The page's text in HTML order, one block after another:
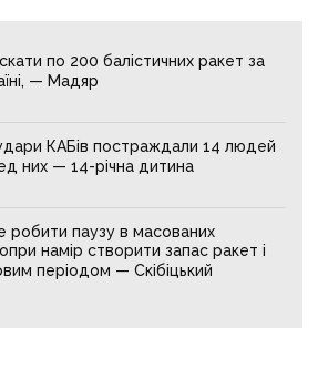
по 200 балістичних ракет за
— Мадяр
КАБів постраждали 14 людей
них — 14-річна дитина
паузу в масованих
намір створити запас ракет і
періодом — Скібіцький